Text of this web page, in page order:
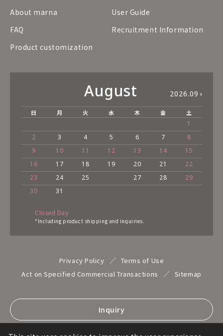
About marna
User Guide
FAQ
Recruitment Information
Product customization
August 2026.09
日 月 火 水 木 金 土
1
2
3 4 5 6 7
8
9
10 11 12 13 14
15
16
17 18 19 20 21
22
23
24 25 27 28
29
30
31
Closed Day
*Including product shipping and inquiries.
Privacy Policy
Terms of Use
Act on Specified Commercial Transactions
Sitemap
Inquiry